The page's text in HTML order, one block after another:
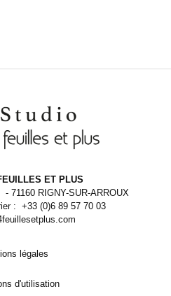
ET PLUS
71160 RIGNY-SUR-ARROUX
: +33 (0)6 89 57 70 03
légales
d'utilisation